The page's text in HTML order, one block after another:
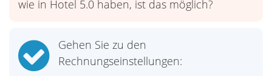
wie in Hotel 5.0 haben, ist das möglich?
Gehen Sie zu den
Rechnungseinstellungen: